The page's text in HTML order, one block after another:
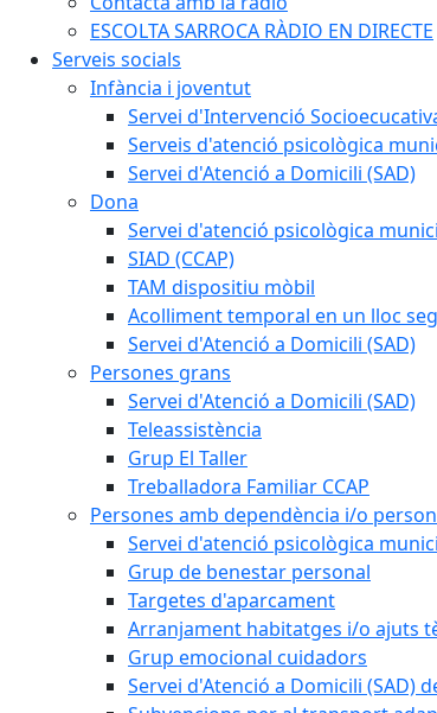
ESCOLTA SARROCA RÀDIO EN DIRECTE
Serveis socials
Infància i joventut
Servei d'Intervenció
Serveis d'atenció psicològica
Servei d'Atenció a Domicili (SAD)
Dona
Servei d'atenció psicològica
SIAD (CCAP)
TAM dispositiu mòbil
Acolliment temporal en un lloc
Servei d'Atenció a Domicili (SAD)
Persones grans
Servei d'Atenció a Domicili (SAD)
Teleassistència
Grup El Taller
Treballadora Familiar CCAP
Persones amb dependència i/o
Servei d'atenció psicològica
Grup de benestar personal
Targetes d'aparcament
Arranjament habitatges i/o ajuts
Grup emocional cuidadors
Servei d'Atenció a Domicili (SAD)